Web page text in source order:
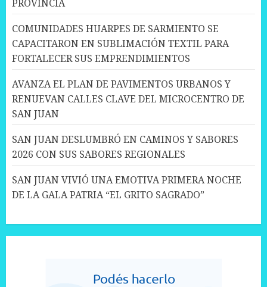
PROVINCIA
COMUNIDADES HUARPES DE SARMIENTO SE
CAPACITARON EN SUBLIMACIÓN TEXTIL PARA
FORTALECER SUS EMPRENDIMIENTOS
AVANZA EL PLAN DE PAVIMENTOS URBANOS Y
RENUEVAN CALLES CLAVE DEL MICROCENTRO DE
SAN JUAN
SAN JUAN DESLUMBRÓ EN CAMINOS Y SABORES
2026 CON SUS SABORES REGIONALES
SAN JUAN VIVIÓ UNA EMOTIVA PRIMERA NOCHE
DE LA GALA PATRIA “EL GRITO SAGRADO”